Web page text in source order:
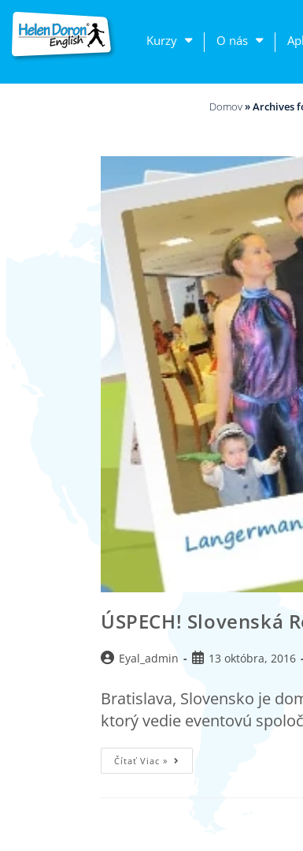
Kurzy O nás
Domov»Archives
ÚSPECH! Slovenská
Eyal_admin 13 októbra, 2016
Bratislava, Slovensko je
ktorý vedie eventovú
Čítať Viac »